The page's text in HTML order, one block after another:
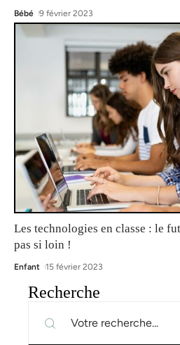
Bébé 9 février 2023
Les technologies en classe : le
pas si loin !
Enfant 15 février 2023
Recherche